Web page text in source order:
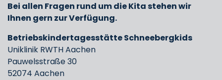
Bei allen Fragen rund um die Kita stehen wir
Ihnen gern zur Verfügung.
Betriebskindertagesstätte Schneebergkids
Uniklinik RWTH Aachen
Pauwelsstraße 30
52074 Aachen